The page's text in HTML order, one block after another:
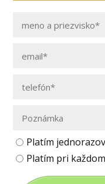
Platím
Platím pri